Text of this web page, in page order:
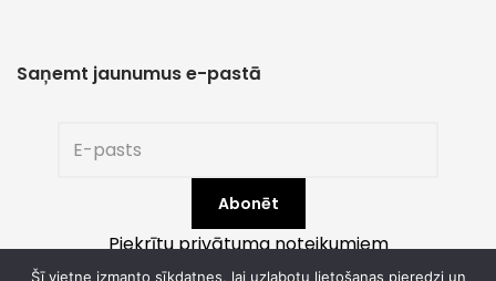
Saņemt jaunumus e-pastā
Piekrītu privātuma noteikumiem
Šī vietne izmanto sīkdatnes, lai uzlabotu lietošanas pieredzi un